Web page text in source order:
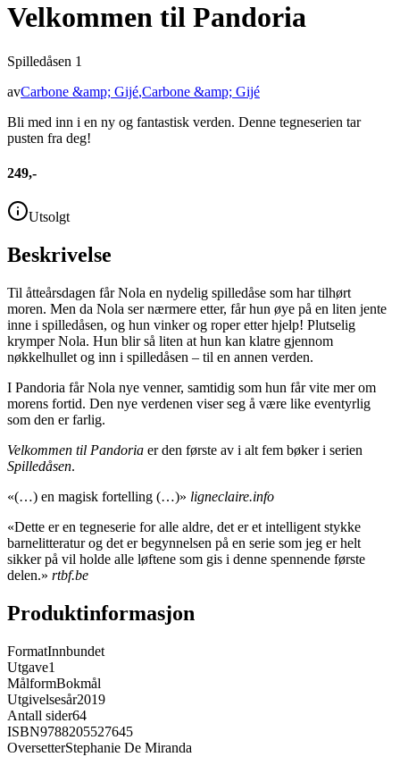
Velkommen til Pandoria
Spilledåsen 1
avCarbone &amp; Gijé,Carbone &amp; Gijé
Bli med inn i en ny og fantastisk verden. Denne tegneserien tar
pusten fra deg!
249,-
Utsolgt
Beskrivelse
Til åtteårsdagen får Nola en nydelig spilledåse som har tilhørt
moren. Men da Nola ser nærmere etter, får hun øye på en liten jente
inne i spilledåsen, og hun vinker og roper etter hjelp! Plutselig
krymper Nola. Hun blir så liten at hun kan klatre gjennom
nøkkelhullet og inn i spilledåsen – til en annen verden.
I Pandoria får Nola nye venner, samtidig som hun får vite mer om
morens fortid. Den nye verdenen viser seg å være like eventyrlig
som den er farlig.
Velkommen til Pandoria er den første av i alt fem bøker i serien
Spilledåsen.
«(…) en magisk fortelling (…)» ligneclaire.info
«Dette er en tegneserie for alle aldre, det er et intelligent stykke
barnelitteratur og det er begynnelsen på en serie som jeg er helt
sikker på vil holde alle løftene som gis i denne spennende første
delen.» rtbf.be
Produktinformasjon
FormatInnbundet
Utgave1
MålformBokmål
Utgivelsesår2019
Antall sider64
ISBN9788205527645
OversetterStephanie De Miranda